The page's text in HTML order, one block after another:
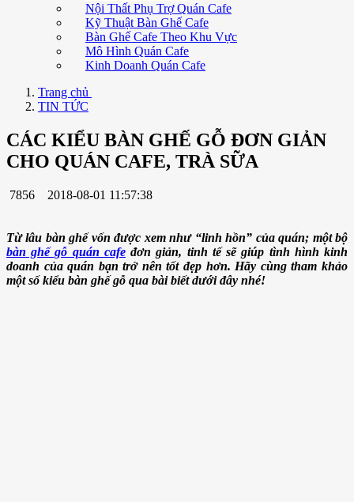
Nội Thất Phụ Trợ Quán Cafe
Kỹ Thuật Bàn Ghế Cafe
Bàn Ghế Cafe Theo Khu Vực
Mô Hình Quán Cafe
Kinh Doanh Quán Cafe
Trang chủ
TIN TỨC
CÁC KIỂU BÀN GHẾ GỖ ĐƠN GIẢN
CHO QUÁN CAFE, TRÀ SỮA
7856 2018-08-01 11:57:38
Từ lâu bàn ghế vốn được xem như “linh hồn” của quán; một bộ
bàn ghế gỗ quán cafeđơn giản, tinh tế sẽ giúp tình hình kinh
doanh của quán bạn trở nên tốt đẹp hơn. Hãy cùng tham khảo
một số kiểu bàn ghế gỗ qua bài biết dưới đây nhé!